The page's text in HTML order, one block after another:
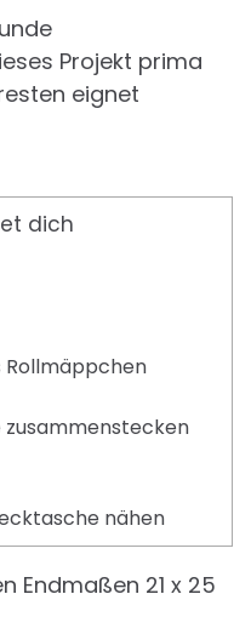
Projekt prima
eignet
dich
Rollmäppchen
zusammenstecken
nähen
Endmaßen 21 x 25